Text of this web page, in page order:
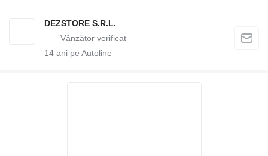
DEZSTORE S.R.L.
14 ani pe Autoline